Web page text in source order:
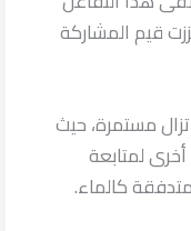
قيم المشاركة
مستمرة، حيث
لمتابعة
كالماء.